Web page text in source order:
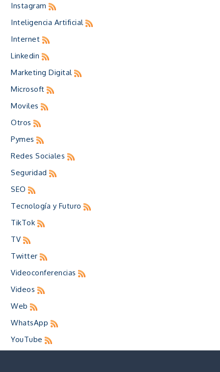
Instagram
Inteligencia Artificial
Internet
Linkedin
Marketing Digital
Microsoft
Moviles
Otros
Pymes
Redes Sociales
Seguridad
SEO
Tecnología y Futuro
TikTok
TV
Twitter
Videoconferencias
Videos
Web
WhatsApp
YouTube